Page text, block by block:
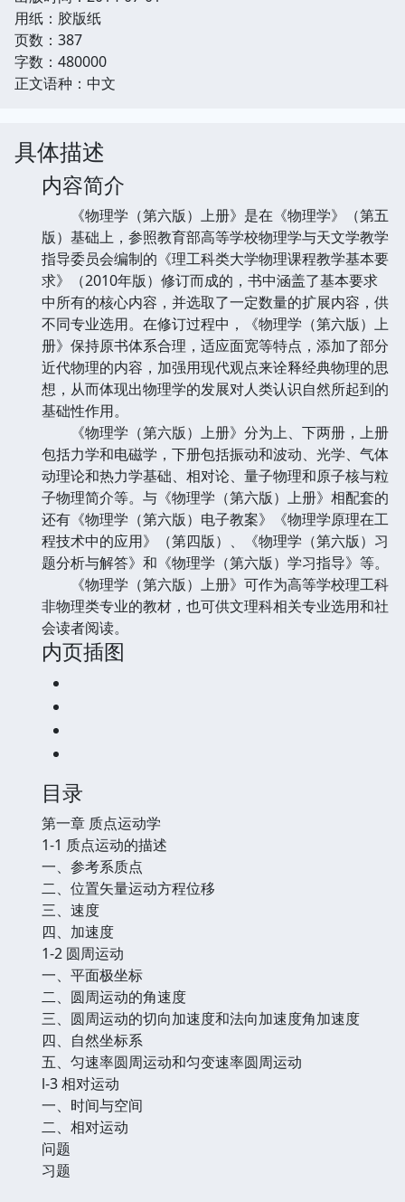
用纸：胶版纸
页数：387
字数：480000
正文语种：中文
具体描述
内容简介
《物理学（第六版）上册》是在《物理学》（第五
版）基础上，参照教育部高等学校物理学与天文学教学
指导委员会编制的《理工科类大学物理课程教学基本要
求》（2010年版）修订而成的，书中涵盖了基本要求
中所有的核心内容，并选取了一定数量的扩展内容，供
不同专业选用。在修订过程中，《物理学（第六版）上
册》保持原书体系合理，适应面宽等特点，添加了部分
近代物理的内容，加强用现代观点来诠释经典物理的思
想，从而体现出物理学的发展对人类认识自然所起到的
基础性作用。
《物理学（第六版）上册》分为上、下两册，上册
包括力学和电磁学，下册包括振动和波动、光学、气体
动理论和热力学基础、相对论、量子物理和原子核与粒
子物理简介等。与《物理学（第六版）上册》相配套的
还有《物理学（第六版）电子教案》《物理学原理在工
程技术中的应用》（第四版）、《物理学（第六版）习
题分析与解答》和《物理学（第六版）学习指导》等。
《物理学（第六版）上册》可作为高等学校理工科
非物理类专业的教材，也可供文理科相关专业选用和社
会读者阅读。
内页插图
目录
第一章 质点运动学
1-1 质点运动的描述
一、参考系质点
二、位置矢量运动方程位移
三、速度
四、加速度
1-2 圆周运动
一、平面极坐标
二、圆周运动的角速度
三、圆周运动的切向加速度和法向加速度角加速度
四、自然坐标系
五、匀速率圆周运动和匀变速率圆周运动
l-3 相对运动
一、时间与空间
二、相对运动
问题
习题